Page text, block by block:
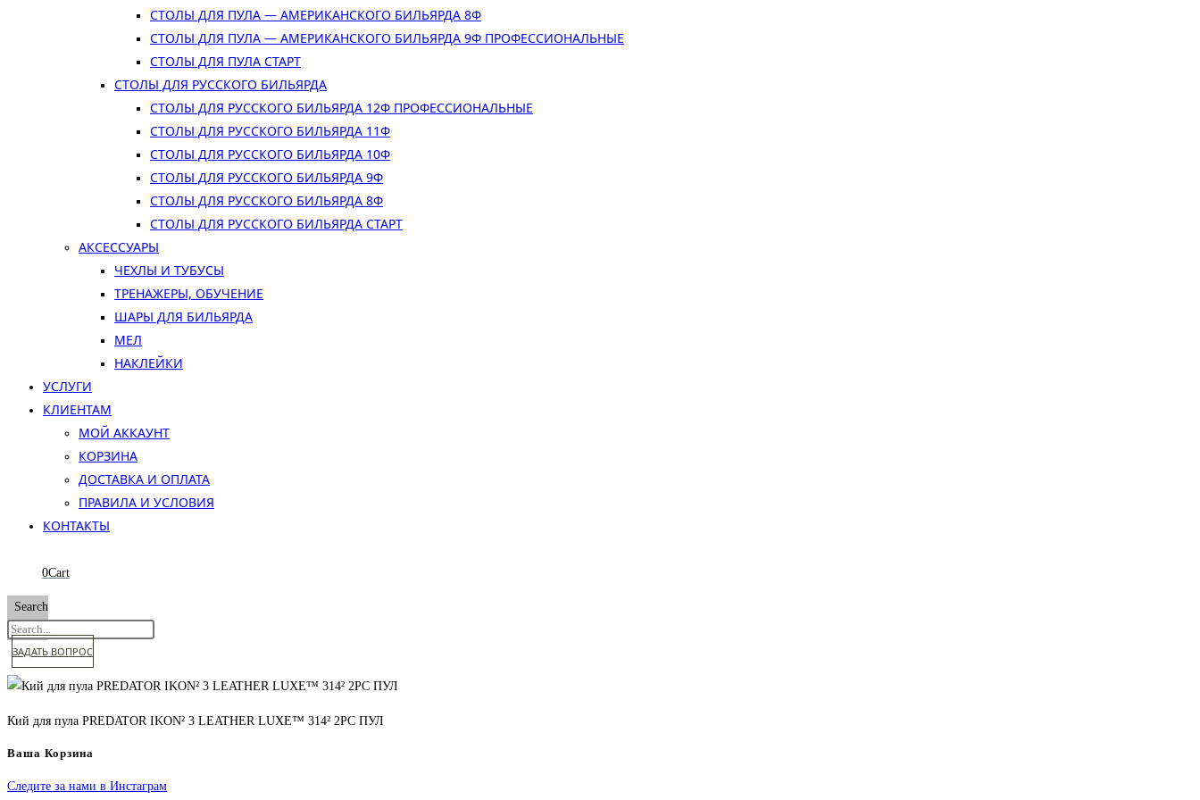
СТОЛЫ ДЛЯ ПУЛА — АМЕРИКАНСКОГО БИЛЬЯРДА 8Ф
СТОЛЫ ДЛЯ ПУЛА — АМЕРИКАНСКОГО БИЛЬЯРДА 9Ф ПРОФЕССИОНАЛЬНЫЕ
СТОЛЫ ДЛЯ ПУЛА СТАРТ
СТОЛЫ ДЛЯ РУССКОГО БИЛЬЯРДА
СТОЛЫ ДЛЯ РУССКОГО БИЛЬЯРДА 12Ф ПРОФЕССИОНАЛЬНЫЕ
СТОЛЫ ДЛЯ РУССКОГО БИЛЬЯРДА 11Ф
СТОЛЫ ДЛЯ РУССКОГО БИЛЬЯРДА 10Ф
СТОЛЫ ДЛЯ РУССКОГО БИЛЬЯРДА 9Ф
СТОЛЫ ДЛЯ РУССКОГО БИЛЬЯРДА 8Ф
СТОЛЫ ДЛЯ РУССКОГО БИЛЬЯРДА СТАРТ
АКСЕССУАРЫ
ЧЕХЛЫ И ТУБУСЫ
ТРЕНАЖЕРЫ, ОБУЧЕНИЕ
ШАРЫ ДЛЯ БИЛЬЯРДА
МЕЛ
НАКЛЕЙКИ
УСЛУГИ
КЛИЕНТАМ
МОЙ АККАУНТ
КОРЗИНА
ДОСТАВКА И ОПЛАТА
ПРАВИЛА И УСЛОВИЯ
КОНТАКТЫ
0Cart
Search
ЗАДАТЬ ВОПРОС
Кий для пула PREDATOR IKON² 3 LEATHER LUXE™ 314² 2PC ПУЛ
Ваша Корзина
Следите за нами в Инстаграм